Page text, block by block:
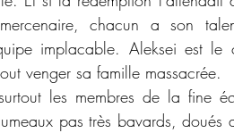
chacun a son
implacable. Aleksei est le
venger sa famille massacrée.
les membres de la fine
pas très bavards, doués